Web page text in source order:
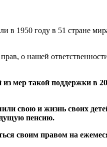
в 1950 году в 51 стране
о нашей
из мер такой поддержки в
свою и жизнь своих
пенсию.
своим правом на